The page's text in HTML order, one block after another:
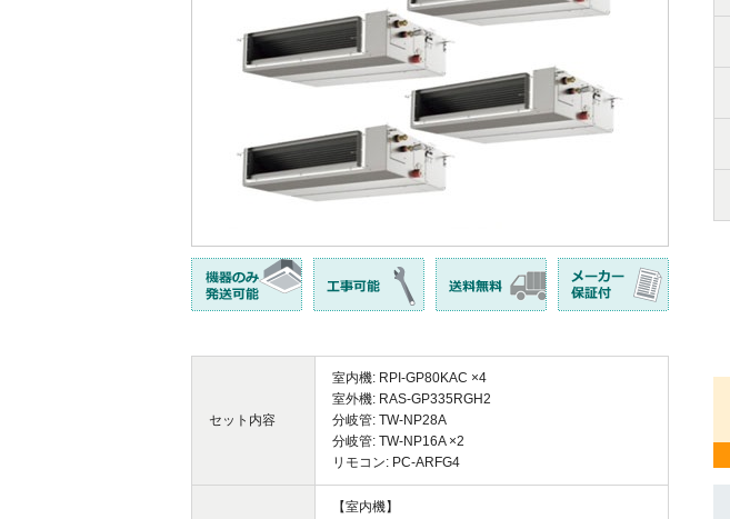
セット内容
室内機: RPI-GP80KAC ×4
室外機: RAS-GP335RGH2
分岐管: TW-NP28A
分岐管: TW-NP16A ×2
リモコン: PC-ARFG4
【室内機】